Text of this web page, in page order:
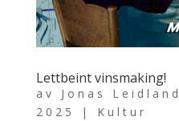
Lettbeint vinsmaking!
av Jonas
2025
| Kultur